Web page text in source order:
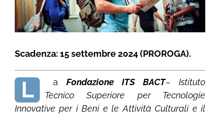
Scadenza: 15 settembre 2024 (PROROGA).
L a Fondazione ITS BACT– Istituto
Tecnico Superiore per Tecnologie
Innovative per i Beni e le Attività Culturali e il